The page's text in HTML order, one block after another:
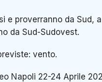
e proverranno da Sud,
da Sud-Sudovest.
vento.
Napoli 22-24 Aprile